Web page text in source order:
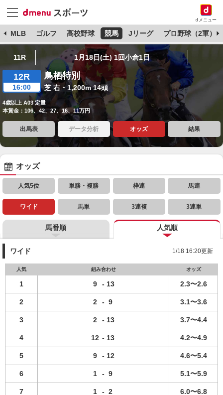
dメニュー
MLB ゴルフ 高校野球 競馬 Jリーグ プロ野球（2軍）
11R 1月18日(土) 1回小倉1日
12R
16:00
鳥栖特別
芝 右・1,200m 14頭
4歳以上 A03 定量
本賞金：106、42、27、16、11万円
出馬表 データ分析 オッズ 結果
オッズ
人気5位 単勝・複勝 枠連 馬連
ワイド 馬単 3連複 3連単
馬番順 人気順
ワイド 1/18 16:20更新
人気 組み合わせ オッズ
1 9 - 13 2.3〜2.6
2 2 - 9 3.1〜3.6
3 2 - 13 3.7〜4.4
4 12 - 13 4.2〜4.9
5 9 - 12 4.6〜5.4
6 1 - 9 5.1〜5.9
7 1 - 2 6.0〜6.8